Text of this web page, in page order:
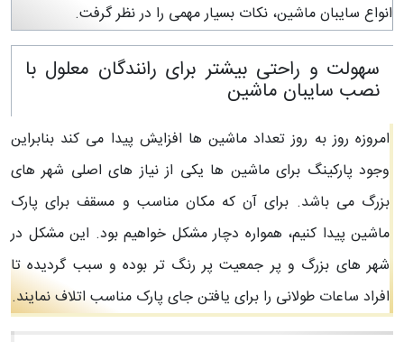
انواع سایبان ماشین، نکات بسیار مهمی را در نظر گرفت.
سهولت و راحتی بیشتر برای رانندگان معلول با
نصب سایبان ماشین
امروزه روز به روز تعداد ماشین ها افزایش پیدا می کند بنابراین
وجود پارکینگ برای ماشین ها یکی از نیاز های اصلی شهر های
بزرگ می باشد. برای آن که مکان مناسب و مسقف برای پارک
ماشین پیدا کنیم، همواره دچار مشکل خواهیم بود. این مشکل در
شهر های بزرگ و پر جمعیت پر رنگ تر بوده و سبب گردیده تا
افراد ساعات طولانی را برای یافتن جای پارک مناسب اتلاف نمایند.